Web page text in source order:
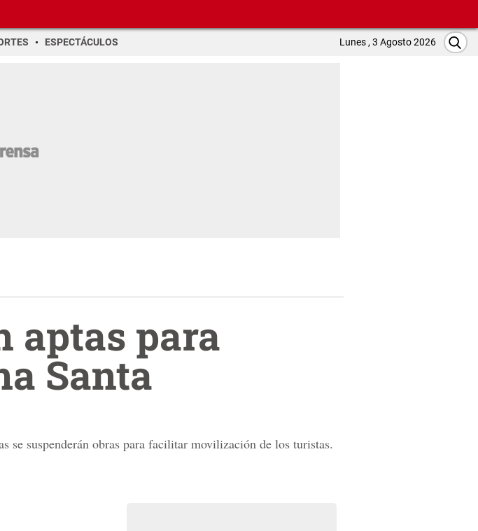
ESPECTÁCULOS Lunes , 3 Agosto 2026
aptas para
Santa
se suspenderán obras para facilitar movilización de los turistas.